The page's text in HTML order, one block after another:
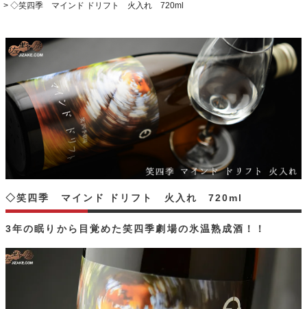
◇笑四季 マインド ドリフト 火入れ 720ml
3年の眠りから目覚めた笑四季劇場の氷温熟成酒！！
◇笑四季 マインド ドリフト 火入れ 720ml